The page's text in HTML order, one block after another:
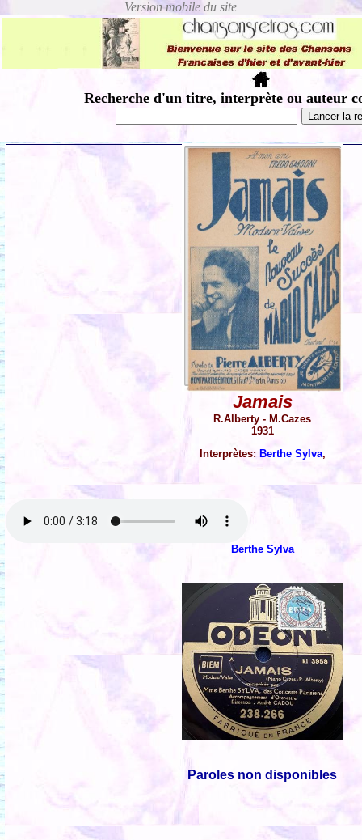
Recherche d'un titre, interprète ou auteur
Jamais
R.Alberty - M.Cazes
1931
Interprètes: Berthe Sylva,
Berthe Sylva
Paroles non disponibles